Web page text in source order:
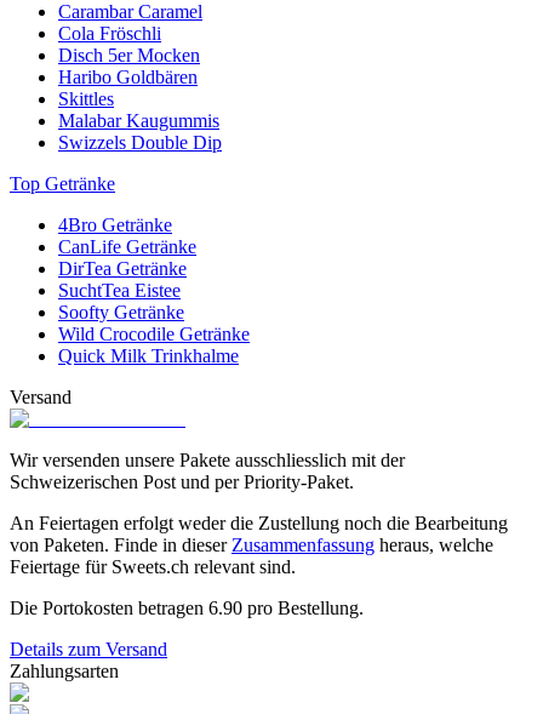
Carambar Caramel
Cola Fröschli
Disch 5er Mocken
Haribo Goldbären
Skittles
Malabar Kaugummis
Swizzels Double Dip
Top Getränke
4Bro Getränke
CanLife Getränke
DirTea Getränke
SuchtTea Eistee
Soofty Getränke
Wild Crocodile Getränke
Quick Milk Trinkhalme
Versand
Wir versenden unsere Pakete ausschliesslich mit der
Schweizerischen Post und per Priority-Paket.
An Feiertagen erfolgt weder die Zustellung noch die Bearbeitung
von Paketen. Finde in dieser Zusammenfassung heraus, welche
Feiertage für Sweets.ch relevant sind.
Die Portokosten betragen 6.90 pro Bestellung.
Details zum Versand
Zahlungsarten